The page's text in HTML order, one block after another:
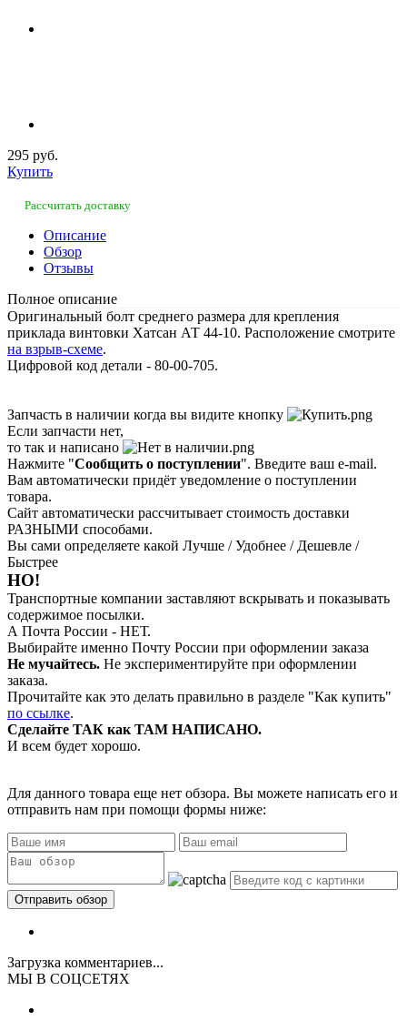
295 руб.
Купить
Рассчитать доставку
Описание
Обзор
Отзывы
Полное описание
Оригинальный болт среднего размера для крепления
приклада винтовки Хатсан АТ 44-10. Расположение смотрите
на взрыв-схеме.
Цифровой код детали - 80-00-705.
Запчасть в наличии когда вы видите кнопку
Если запчасти нет,
то так и написано
Нажмите "Сообщить о поступлении". Введите ваш e-mail.
Вам автоматически придёт уведомление о поступлении
товара.
Сайт автоматически рассчитывает стоимость доставки
РАЗНЫМИ способами.
Вы сами определяете какой Лучше / Удобнее / Дешевле /
Быстрее
НО!
Транспортные компании заставляют вскрывать и показывать
содержимое посылки.
А Почта России - НЕТ.
Выбирайте именно Почту России при оформлении заказа
Не мучайтесь. Не экспериментируйте при оформлении
заказа.
Прочитайте как это делать правильно в разделе "Как купить"
по ссылке.
Сделайте ТАК как ТАМ НАПИСАНО.
И всем будет хорошо.
Для данного товара еще нет обзора. Вы можете написать его и
отправить нам при помощи формы ниже:
Загрузка комментариев...
МЫ В СОЦСЕТЯХ